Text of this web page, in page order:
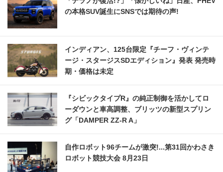
の本格SUV誕生にSNSでは期待の声!
インディアン、125台限定『チーフ・ヴィンテ
ージ・スタージスSDエディション』発表 発売時
期・価格は未定
『シビックタイプR』の純正制御を活かしてロ
ーダウンと車高調整、ブリッツの新型スプリン
グ「DAMPER ZZ-R A」
自作ロボット96チームが激突!...第31回かわさき
ロボット競技大会 8月23日